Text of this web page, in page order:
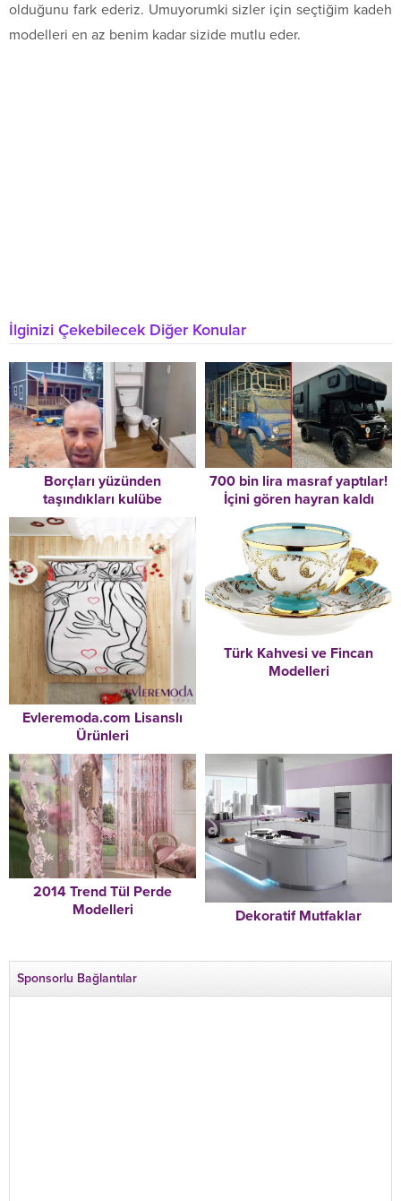
olduğunu fark ederiz. Umuyorumki sizler için seçtiğim kadeh
modelleri en az benim kadar sizide mutlu eder.
İlginizi Çekebilecek Diğer Konular
Borçları yüzünden
taşındıkları kulübe
hayatlarını değiştirdi
700 bin lira masraf yaptılar!
İçini gören hayran kaldı
Evleremoda.com Lisanslı
Ürünleri
Türk Kahvesi ve Fincan
Modelleri
2014 Trend Tül Perde
Modelleri
Dekoratif Mutfaklar
Sponsorlu Bağlantılar